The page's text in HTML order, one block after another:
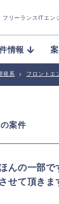
フリーランスITエン
情報
発系 > フロントエ
の案件
んの一部で
せて頂きま